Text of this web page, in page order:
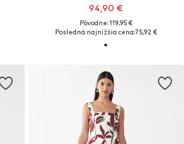
94,90 €
Pôvodne: 119,95 €
Posledná najnižšia cena:75,92 €